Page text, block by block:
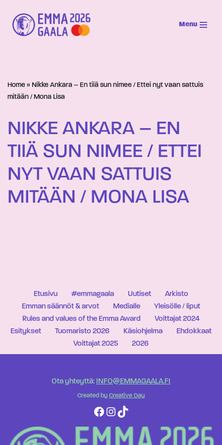
Siirry
suoraan
Menu
Home » Nikke Ankara – En tiiä sun nimee / Ettei nyt vaan sattuis
mitään / Mona Lisa
NIKKE ANKARA – EN
TIIÄ SUN NIMEE / ETTEI
NYT VAAN SATTUIS
MITÄÄN / MONA LISA
Etusivu #emmagaala Uutiset
Arkisto
Emman säännöt & arvot
Medialle
Yleisölle / liput
Rules and values of the Emma Award
Voittajat 2024
Esitykset
Tuomaristo 2026 Käsiohjelma
Ehdokkaat
Voittajat 2025
2026
Ota yhteyttä: INFO@EMMAGAALA.FI
Created by Creative Day